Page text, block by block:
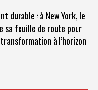
durable : à New York, le
sa feuille de route pour
à l’horizon